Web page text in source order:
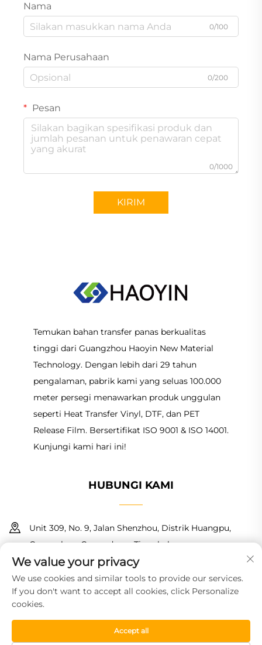
Nama
0/100
Nama Perusahaan
0/200
Pesan
0/1000
KIRIM
Temukan bahan transfer panas berkualitas
tinggi dari Guangzhou Haoyin New Material
Technology. Dengan lebih dari 29 tahun
pengalaman, pabrik kami yang seluas 100.000
meter persegi menawarkan produk unggulan
seperti Heat Transfer Vinyl, DTF, dan PET
Release Film. Bersertifikat ISO 9001 & ISO 14001.
Kunjungi kami hari ini!
HUBUNGI KAMI
Unit 309, No. 9, Jalan Shenzhou, Distrik Huangpu,
Guangzhou, Guangdong, Tiongkok
+86 18150601728
[email protected]
Hak Cipta © 2026 Guangzhou Haoyin New Material Technology
We value your privacy
We use cookies and similar tools to provide our services.
If you don't want to accept all cookies, click Personalize
cookies.
Accept all